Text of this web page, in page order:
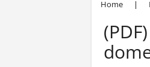
Home |